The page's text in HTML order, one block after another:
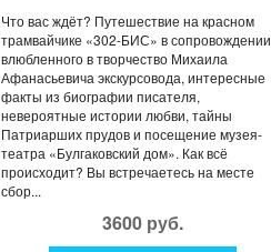
Что вас ждёт? Путешествие на красном
трамвайчике «302-БИС» в сопровождении
влюбленного в творчество Михаила
Афанасьевича экскурсовода, интересные
факты из биографии писателя,
невероятные истории любви, тайны
Патриарших прудов и посещение музея-
театра «Булгаковский дом». Как всё
происходит? Вы встречаетесь на месте
сбор...
3600 руб.